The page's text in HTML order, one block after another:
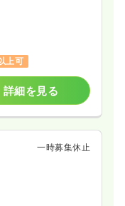
上可
詳細を見る
一時募集休止